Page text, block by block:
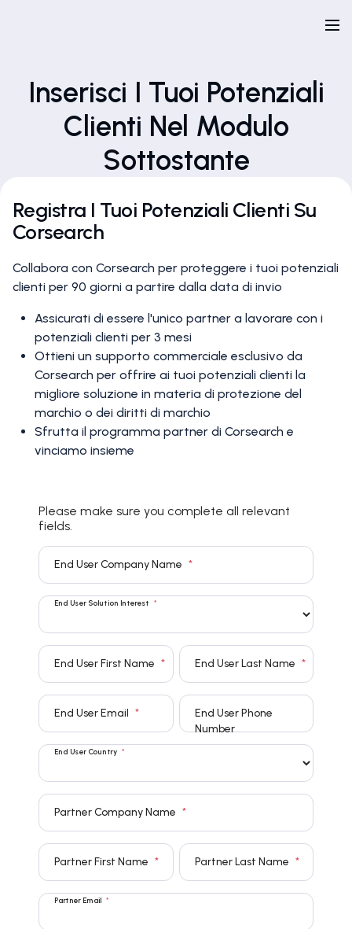
Inserisci I Tuoi Potenziali
Clienti Nel Modulo
Sottostante
Registra I Tuoi Potenziali Clienti Su
Corsearch
Collabora con Corsearch per proteggere i tuoi potenziali
clienti per 90 giorni a partire dalla data di invio
Assicurati di essere l'unico partner a lavorare con i
potenziali clienti per 3 mesi
Ottieni un supporto commerciale esclusivo da
Corsearch per offrire ai tuoi potenziali clienti la
migliore soluzione in materia di protezione del
marchio o dei diritti di marchio
Sfrutta il programma partner di Corsearch e
vinciamo insieme